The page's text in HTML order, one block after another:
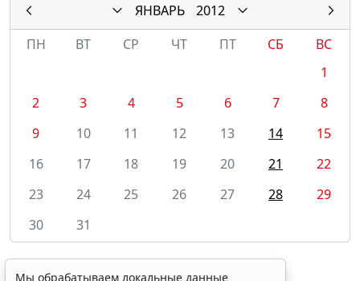
ЯНВАРЬ
2012
ПН
ВТ СР ЧТ ПТ СБ
ВС
1
2
3 4 5 6 7
8
9
10 11 12 13 14
15
16
17 18 19 20 21
22
23
24 25 26 27 28
29
30
31
Мы обрабатываем локальные данные